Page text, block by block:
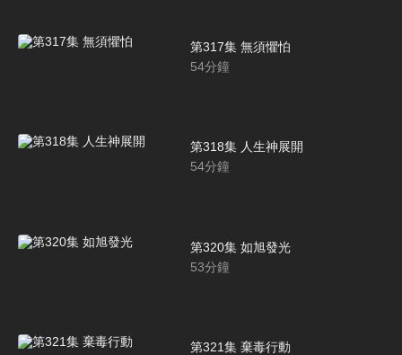
第317集 無須懼怕
54分鐘
第318集 人生神展開
54分鐘
第320集 如旭發光
53分鐘
第321集 棄毒行動